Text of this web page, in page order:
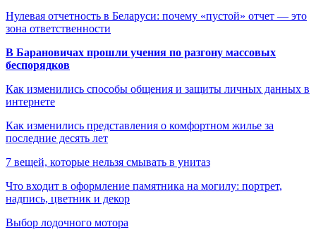
Нулевая отчетность в Беларуси: почему «пустой» отчет — это
зона ответственности
В Барановичах прошли учения по разгону массовых
беспорядков
Как изменились способы общения и защиты личных данных в
интернете
Как изменились представления о комфортном жилье за
последние десять лет
7 вещей, которые нельзя смывать в унитаз
Что входит в оформление памятника на могилу: портрет,
надпись, цветник и декор
Выбор лодочного мотора